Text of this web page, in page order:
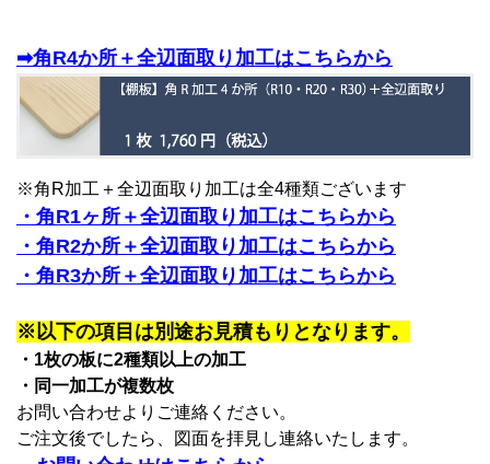
➡角R4か所＋全辺面取り加工はこちらから
※角R加工＋全辺面取り加工は全4種類ございます
・角R1ヶ所＋全辺面取り加工はこちらから
・角R2か所＋全辺面取り加工はこちらから
・角R3か所＋全辺面取り加工はこちらから
※以下の項目は別途お見積もりとなります。
・1枚の板に2種類以上の加工
・同一加工が複数枚
お問い合わせよりご連絡ください。
ご注文後でしたら、図面を拝見し連絡いたします。